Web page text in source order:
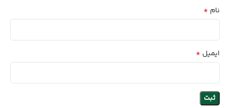
نام *
ایمیل *